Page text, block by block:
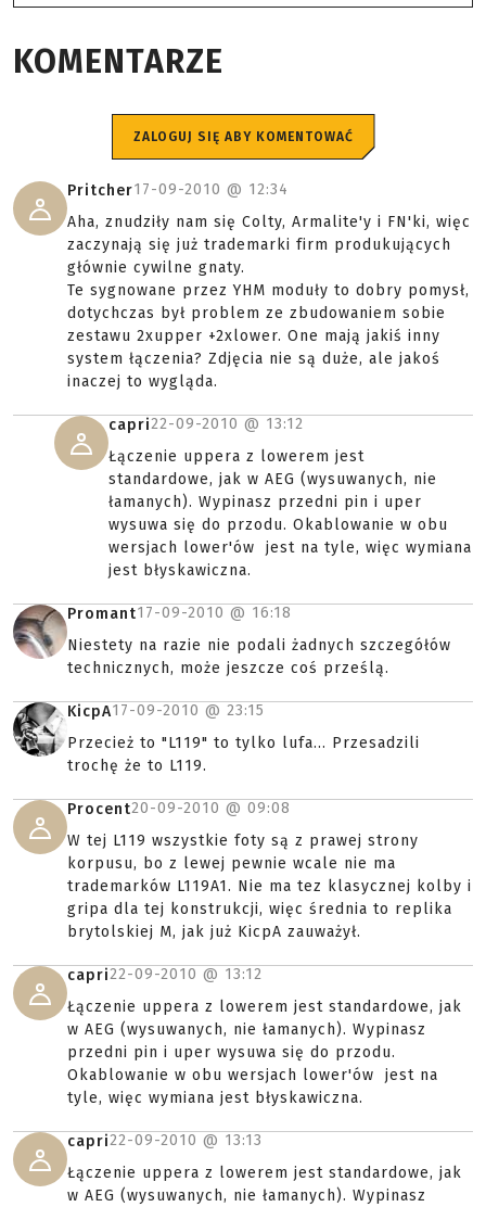
KOMENTARZE
ZALOGUJ SIĘ ABY KOMENTOWAĆ
Pritcher17-09-2010 @ 12:34
Aha, znudziły nam się Colty, Armalite'y i FN'ki, więc
zaczynają się już trademarki firm produkujących
głównie cywilne gnaty.
Te sygnowane przez YHM moduły to dobry pomysł,
dotychczas był problem ze zbudowaniem sobie
zestawu 2xupper +2xlower. One mają jakiś inny
system łączenia? Zdjęcia nie są duże, ale jakoś
inaczej to wygląda.
capri22-09-2010 @ 13:12
Łączenie uppera z lowerem jest
standardowe, jak w AEG (wysuwanych, nie
łamanych). Wypinasz przedni pin i uper
wysuwa się do przodu. Okablowanie w obu
wersjach lower'ów jest na tyle, więc wymiana
jest błyskawiczna.
Promant17-09-2010 @ 16:18
Niestety na razie nie podali żadnych szczegółów
technicznych, może jeszcze coś prześlą.
KicpA17-09-2010 @ 23:15
Przecież to "L119" to tylko lufa... Przesadzili
trochę że to L119.
Procent20-09-2010 @ 09:08
W tej L119 wszystkie foty są z prawej strony
korpusu, bo z lewej pewnie wcale nie ma
trademarków L119A1. Nie ma tez klasycznej kolby i
gripa dla tej konstrukcji, więc średnia to replika
brytolskiej M, jak już KicpA zauważył.
capri22-09-2010 @ 13:12
Łączenie uppera z lowerem jest standardowe, jak
w AEG (wysuwanych, nie łamanych). Wypinasz
przedni pin i uper wysuwa się do przodu.
Okablowanie w obu wersjach lower'ów jest na
tyle, więc wymiana jest błyskawiczna.
capri22-09-2010 @ 13:13
Łączenie uppera z lowerem jest standardowe, jak
w AEG (wysuwanych, nie łamanych). Wypinasz